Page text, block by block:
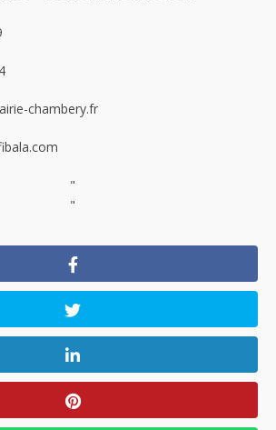
chambery.fr
"
"